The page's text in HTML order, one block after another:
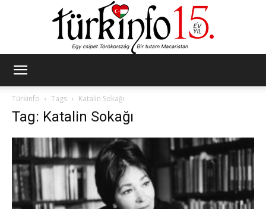
Türkinfo
Tags Katalin Sokağı
Tag: Katalin Sokağı